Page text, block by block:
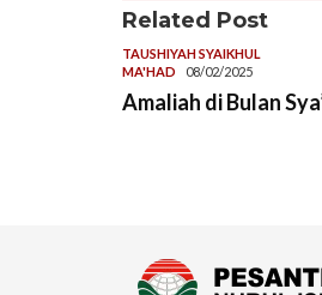
Related Post
TAUSHIYAH SYAIKHUL
MA'HAD
08/02/2025
Amaliah di Bulan